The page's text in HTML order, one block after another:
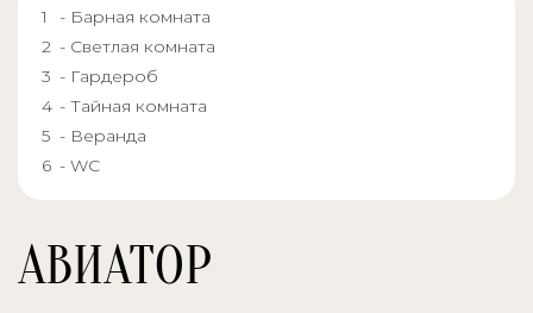
- Барная комната
- Светлая комната
- Гардероб
- Тайная комната
- Веранда
- WC
АВИАТОР